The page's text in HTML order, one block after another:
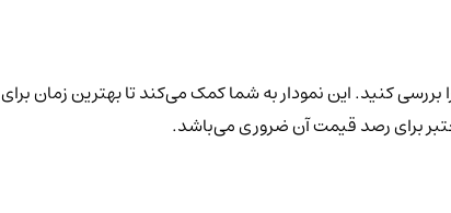
بررسی کنید. این نمودار به شما کمک می‌کند تا بهترین زمان برای
برای رصد قیمت آن ضروری می‌باشد.